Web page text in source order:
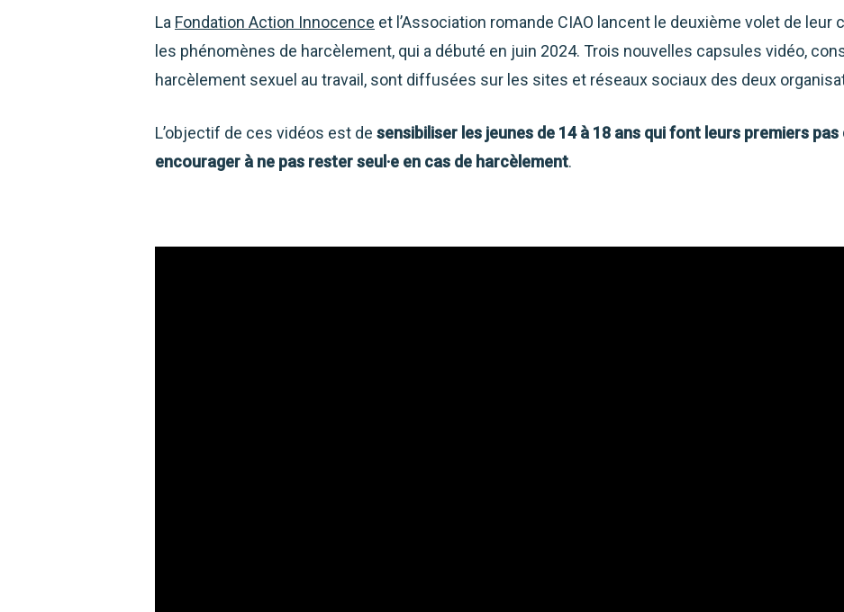
La Fondation Action Innocence et l’Association romande CIAO lancent le deuxième volet de leur
les phénomènes de harcèlement, qui a débuté en juin 2024. Trois nouvelles capsules vidéo,
harcèlement sexuel au travail, sont diffusées sur les sites et réseaux sociaux des deux
L’objectif de ces vidéos est de sensibiliser les jeunes de 14 à 18 ans qui font leurs premiers
encourager à ne pas rester seul·e en cas de harcèlement.